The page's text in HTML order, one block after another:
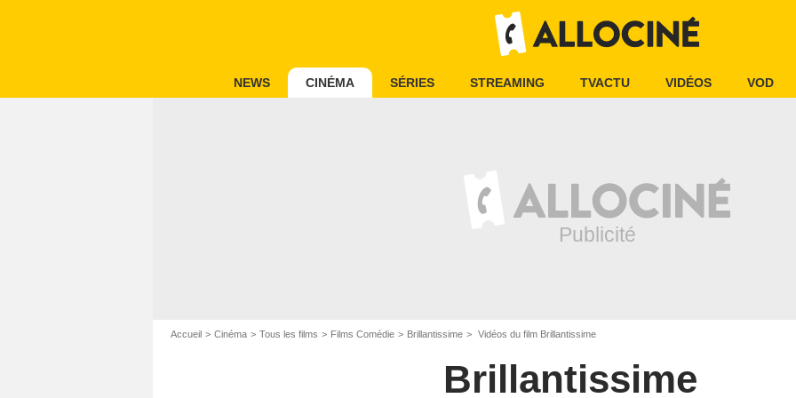
NEWS CINÉMA SÉRIES STREAMING TVACTU VIDÉOS VOD
Accueil Cinéma Tous les films Films Comédie Brillantissime Vidéos du film Brillantissime
Brillantissime